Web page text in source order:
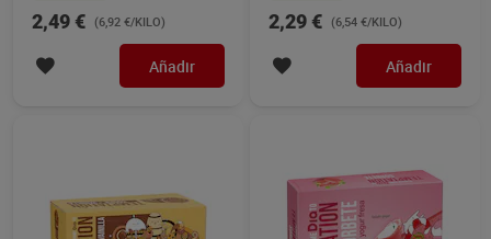
2,49 € (6,92 €/KILO)
Añadir
2,29 € (6,54 €/KILO)
Añadir